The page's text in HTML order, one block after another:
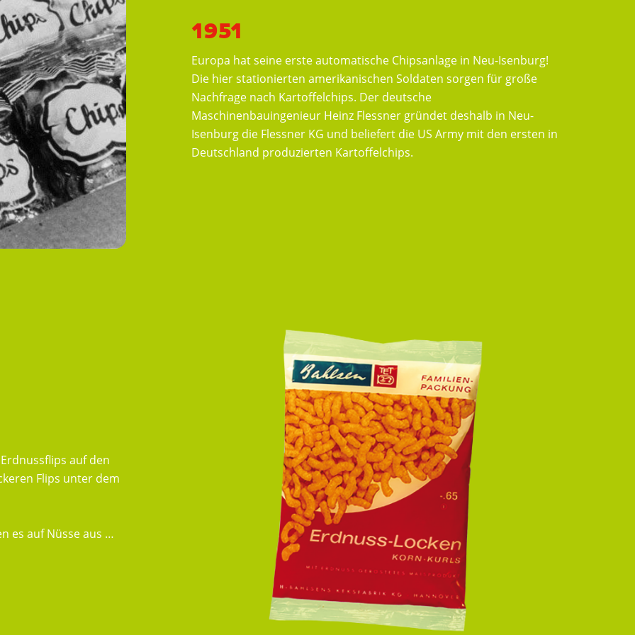
1951
Europa hat seine erste automatische Chipsanlage in Neu-Isenburg!
Die hier stationierten amerikanischen Soldaten sorgen für große
Nachfrage nach Kartoffelchips. Der deutsche
Maschinenbauingenieur Heinz Flessner gründet deshalb in Neu-
Isenburg die Flessner KG und beliefert die US Army mit den ersten in
Deutschland produzierten Kartoffelchips.
auf den
Flips unter dem
es auf Nüsse aus …